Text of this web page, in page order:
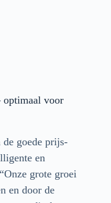
optimaal voor
goede prijs-
en
grote groei
en door de